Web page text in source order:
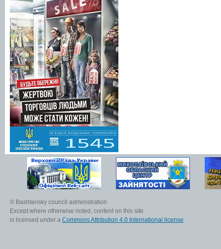
© Bashtansky council administration
Except where otherwise noted, content on this site
is licensed under a Commons Attribution 4.0 International license